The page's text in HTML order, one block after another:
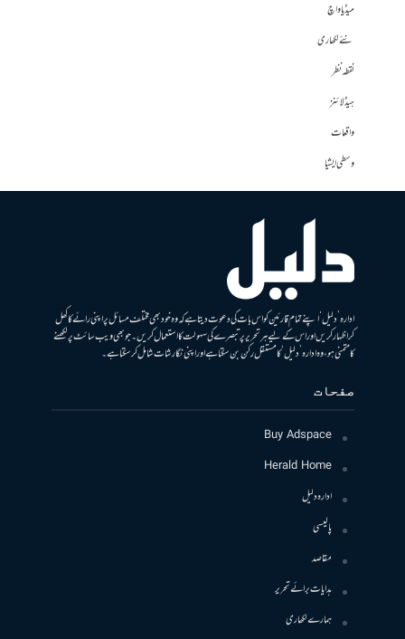
میڈیا واچ
نئے لکھاری
نقطہ نظر
ہیڈلائنز
واقعات
وسطی ایشیا
ادارہ ’دلیل‘ اپنے تمام قارئین کو اس بات کی دعوت دیتا ہے کہ وہ خود بھی مختلف مسائل پر اپنی رائے کا کھل
کر اظہار کریں اور اس کے لیے ہر تحریر پر تبصرے کی سہولت کا استعمال کریں۔ جو بھی ویب سائٹ پر لکھنے
کا متمنی ہو، وہ ادارہ ’دلیل‘ کا مستقل رکن بن سکتا ہے اور اپنی نگارشات شامل کرسکتا ہے۔
صفحات
Buy Adspace
Herald Home
ادارہ دلیل
پالیسی
مقاصد
ہدایات برائے تحریر
ہمارے لکھاری